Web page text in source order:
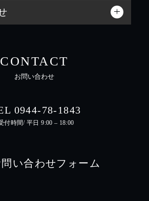
CONTACT
お問い合わせ
0944-78-1843
付時間/ 平日 9:00 – 18:00
問い合わせフォーム